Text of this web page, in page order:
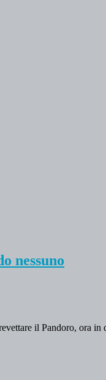
nessuno
il Pandoro, ora